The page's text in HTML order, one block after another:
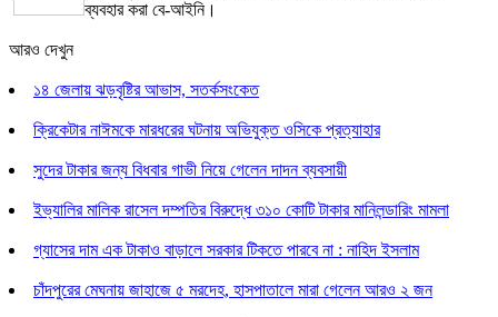
ব্যবহার করা বে-আইনি।
আরও দেখুন
১৪ জেলায় ঝড়বৃষ্টির আভাস, সতর্কসংকেত
ক্রিকেটার নাঈমকে মারধরের ঘটনায় অভিযুক্ত ওসিকে প্রত্যাহার
সুদের টাকার জন্য বিধবার গাভী নিয়ে গেলেন দাদন ব্যবসায়ী
ইভ্যালির মালিক রাসেল দম্পতির বিরুদ্ধে ৩১০ কোটি টাকার মানিলন্ডারিং মামলা
গ্যাসের দাম এক টাকাও বাড়ালে সরকার টিকতে পারবে না : নাহিদ ইসলাম
চাঁদপুরের মেঘনায় জাহাজে ৫ মরদেহ, হাসপাতালে মারা গেলেন আরও ২ জন